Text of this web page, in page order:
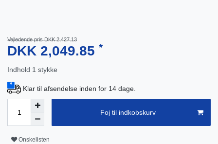
Vejledende pris DKK 2,427.13
DKK 2,049.85 *
Indhold 1 stykke
Klar til afsendelse inden for 14 dage.
Foj til indkobskurv
Onskelisten